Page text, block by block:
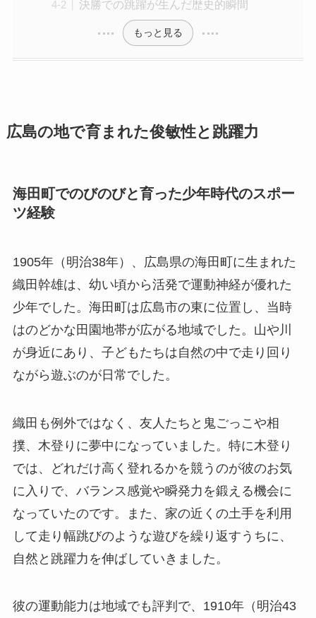
決勝での跳躍が生んだ歴史的瞬間
もっと見る
広島の地で育まれた俊敏性と跳躍力
海田町でのびのびと育った少年時代のスポー
ツ経験
1905年（明治38年）、広島県の海田町に生まれた
織田幹雄は、幼い頃から活発で運動神経が優れた
少年でした。海田町は広島市の東に位置し、当時
はのどかな田園地帯が広がる地域でした。山や川
が身近にあり、子どもたちは自然の中で走り回り
ながら遊ぶのが日常でした。
織田も例外ではなく、友人たちと鬼ごっこや相
撲、木登りに夢中になっていました。特に木登り
では、どれだけ高く登れるかを競うのが彼のお気
に入りで、バランス感覚や瞬発力を鍛える機会に
なっていたのです。また、家の近くの土手を利用
して走り幅跳びのような遊びを繰り返すうちに、
自然と跳躍力を伸ばしていきました。
彼の運動能力は地域でも評判で、1910年（明治43